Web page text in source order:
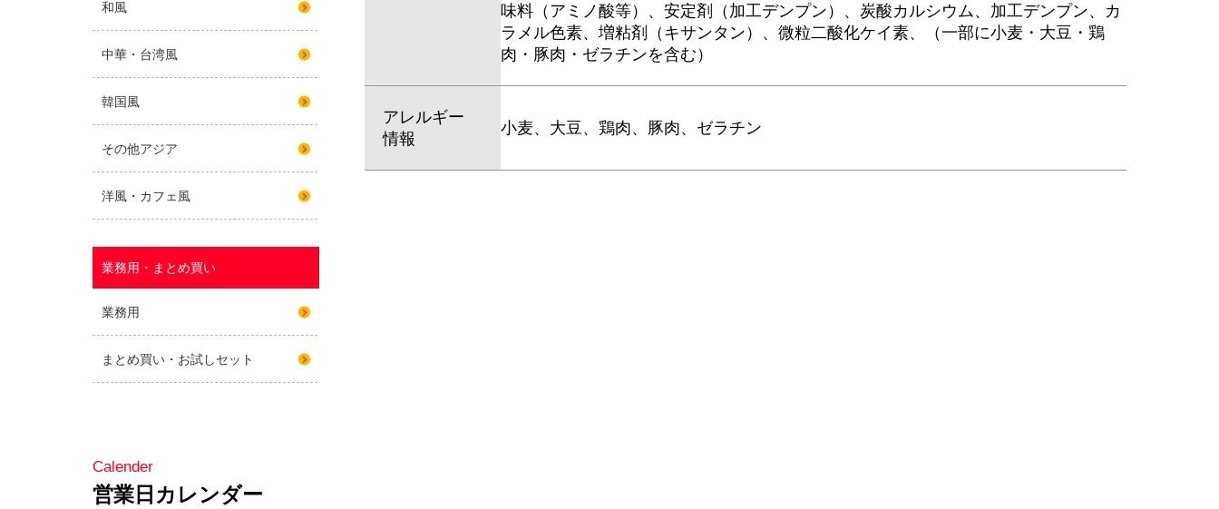
味料（アミノ酸等）、安定剤（加工デンプン）、炭酸カルシウム、加工デンプン、カ
ラメル色素、増粘剤（キサンタン）、微粒二酸化ケイ素、（一部に小麦・大豆・鶏
肉・豚肉・ゼラチンを含む）
アレルギー
情報
小麦、大豆、鶏肉、豚肉、ゼラチン